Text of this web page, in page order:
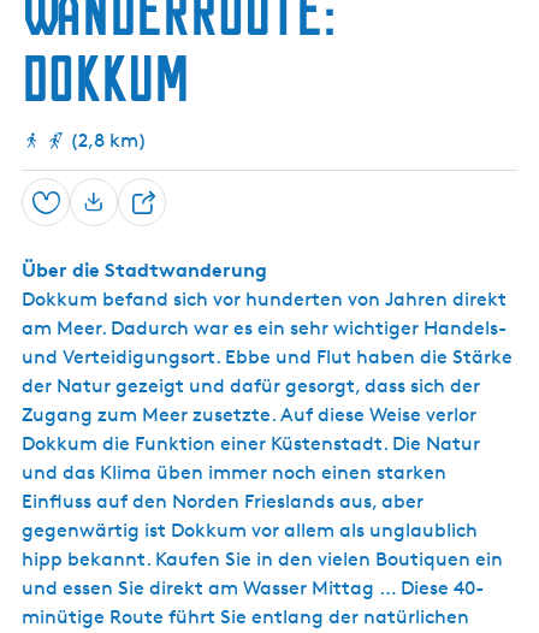
u
t
u
s
7
5
4
d
Dokkum
(2,8 km)
Speichern T
i
l
e
n
Über die Stadtwanderung
Dokkum befand sich vor hunderten von Jahren direkt
am Meer. Dadurch war es ein sehr wichtiger Handels-
und Verteidigungsort. Ebbe und Flut haben die Stärke
der Natur gezeigt und dafür gesorgt, dass sich der
Zugang zum Meer zusetzte. Auf diese Weise verlor
Dokkum die Funktion einer Küstenstadt. Die Natur
und das Klima üben immer noch einen starken
Einfluss auf den Norden Frieslands aus, aber
gegenwärtig ist Dokkum vor allem als unglaublich
hipp bekannt. Kaufen Sie in den vielen Boutiquen ein
und essen Sie direkt am Wasser Mittag … Diese 40-
minütige Route führt Sie entlang der natürlichen